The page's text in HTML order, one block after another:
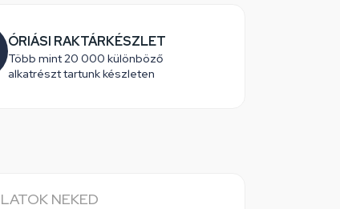
ÓRIÁSI RAKTÁRKÉSZLET
Több mint 20 000 különböző
alkatrészt tartunk készleten
NEKED